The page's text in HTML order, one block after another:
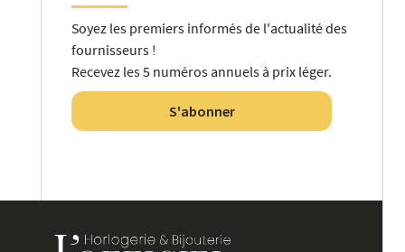
Soyez les premiers informés de l'actualité des
fournisseurs !
Recevez les 5 numéros annuels à prix léger.
S'abonner